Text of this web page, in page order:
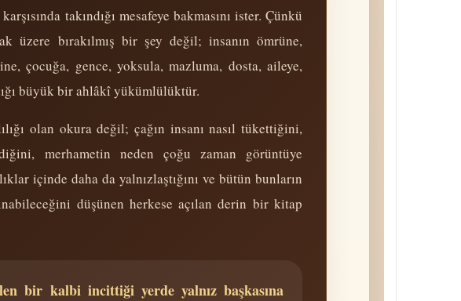
takındığı mesafeye bakmasını ister. Çünkü
üzere bırakılmış bir şey değil; insanın ömrüne,
çocuğa, gence, yoksula, mazluma, dosta, aileye,
büyük bir ahlâkî yüküm­lülüktür.
olan okura değil; çağın insanı nasıl tükettiğini,
merhametin neden çoğu zaman görüntüye
içinde daha da yalnızlaştığını ve bütün bunların
düşünen herkese açılan derin bir kitap
bir kalbi incittiği yerde yalnız başkasına